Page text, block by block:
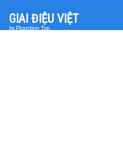
GIAI ĐIỆU VIỆT
by Phantam Top